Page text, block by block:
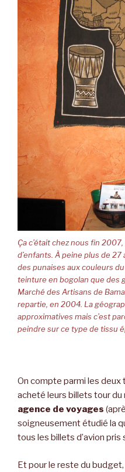
Ça c’était chez nous fin
d’enfants. À peine plus de 27
des punaises aux couleurs
teinture en bogolan que des
Marché des Artisans de
repartie, en 2004. La
approximatives mais c’est
peindre sur ce type de tissu
On compte parmi les deux
acheté leurs billets tour du
agence de voyages
soigneusement étudié la
tous les billets d’avion pris
Et pour le reste du